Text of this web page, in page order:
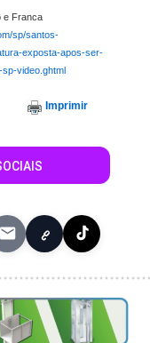
e Franca
sp/santos-
exposta-apos-ser-
video.ghtml
Imprimir